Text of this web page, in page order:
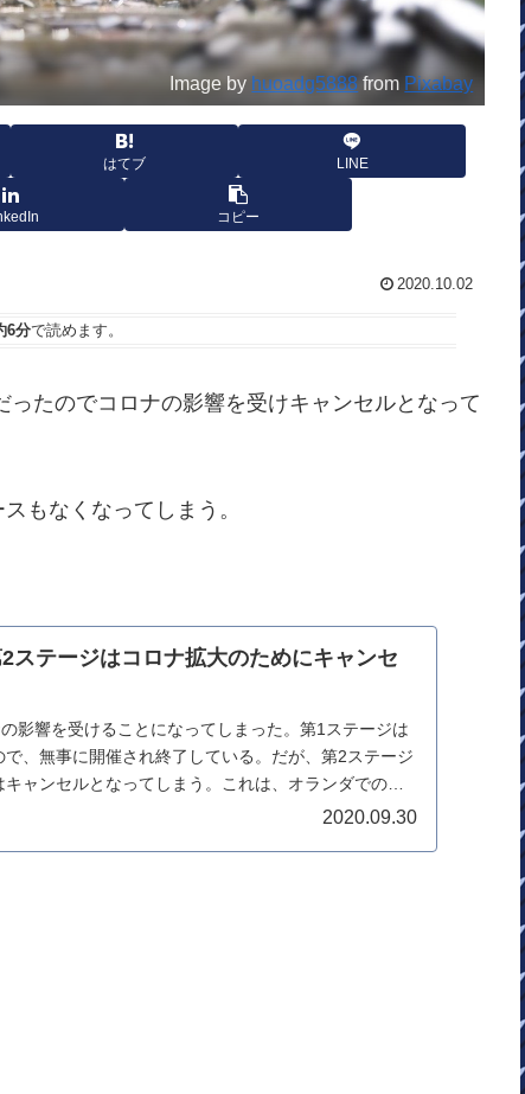
Image by huoadg5888 from Pixabay
はてブ LINE
コピー
2020.10.02
6分で読めます。
たのでコロナの影響を受けキャンセルとなって
もなくなってしまう。
テージはコロナ拡大のためにキャンセ
影響を受けることになってしまった。第1ステージは
、無事に開催され終了している。だが、第2ステージ
ャンセルとなってしまう。これは、オランダでのコ
2020.09.30